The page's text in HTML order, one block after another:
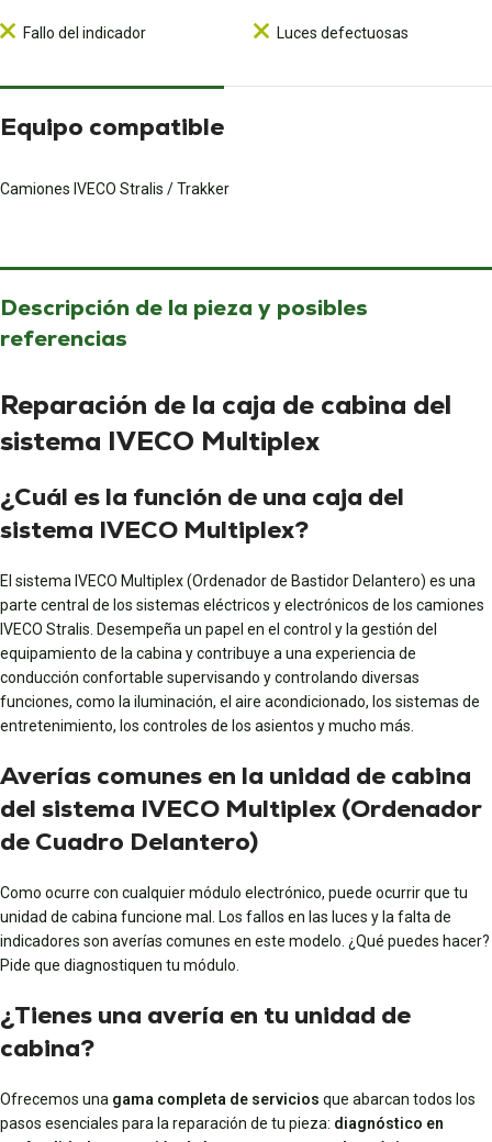
Fallo del indicador Luces defectuosas
Equipo compatible
Camiones IVECO Stralis / Trakker
Descripción de la pieza y posibles
referencias
Reparación de la caja de cabina del
sistema IVECO Multiplex
¿Cuál es la función de una caja del
sistema IVECO Multiplex?
El sistema IVECO Multiplex (Ordenador de Bastidor Delantero) es una
parte central de los sistemas eléctricos y electrónicos de los camiones
IVECO Stralis. Desempeña un papel en el control y la gestión del
equipamiento de la cabina y contribuye a una experiencia de
conducción confortable supervisando y controlando diversas
funciones, como la iluminación, el aire acondicionado, los sistemas de
entretenimiento, los controles de los asientos y mucho más.
Averías comunes en la unidad de cabina
del sistema IVECO Multiplex (Ordenador
de Cuadro Delantero)
Como ocurre con cualquier módulo electrónico, puede ocurrir que tu
unidad de cabina funcione mal. Los fallos en las luces y la falta de
indicadores son averías comunes en este modelo. ¿Qué puedes hacer?
Pide que diagnostiquen tu módulo.
¿Tienes una avería en tu unidad de
cabina?
Ofrecemos una gama completa de servicios que abarcan todos los
pasos esenciales para la reparación de tu pieza: diagnóstico en